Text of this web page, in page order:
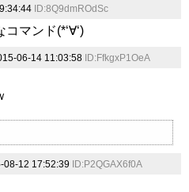
ID:8Q9dmROdSc
マンド(*‘∀‘)
06-14 11:03:58 ID:FfkgxP1OeA
08-12 17:52:39 ID:P2QGAX6f0A